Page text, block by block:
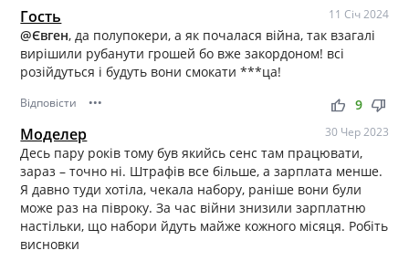
Гость 11 Січ 2024
@Євген, да полупокери, а як почалася війна, так взагалі
вирішили рубанути грошей бо вже закордоном! всі
розійдуться і будуть вони смокати ***ца!
Відповісти ••• thumb_up thumb_down
9
Моделер 30 Чер 2023
Десь пару років тому був якийсь сенс там працювати,
зараз – точно ні. Штрафів все більше, а зарплата менше.
Я давно туди хотіла, чекала набору, раніше вони були
може раз на півроку. За час війни знизили зарплатню
настільки, що набори йдуть майже кожного місяця. Робіть
висновки